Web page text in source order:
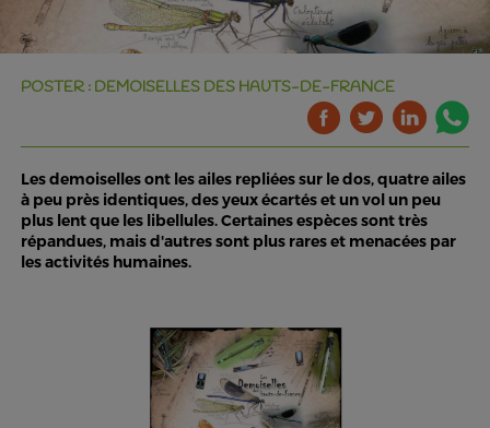
POSTER : DEMOISELLES DES HAUTS-DE-FRANCE
Les demoiselles ont les ailes repliées sur le dos, quatre ailes
à peu près identiques, des yeux écartés et un vol un peu
plus lent que les libellules. Certaines espèces sont très
répandues, mais d'autres sont plus rares et menacées par
les activités humaines.